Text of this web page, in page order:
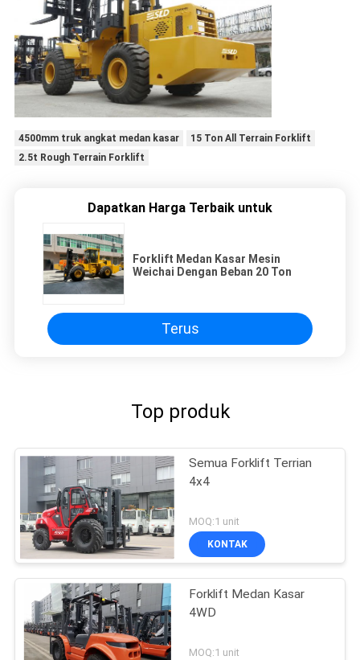
4500mm truk angkat medan kasar
15 Ton All Terrain Forklift
2.5t Rough Terrain Forklift
Dapatkan Harga Terbaik untuk
Forklift Medan Kasar Mesin
Weichai Dengan Beban 20 Ton
Terus
Top produk
Semua Forklift Terrian
4x4
MOQ:1 unit
KONTAK
Forklift Medan Kasar
4WD
MOQ:1 unit